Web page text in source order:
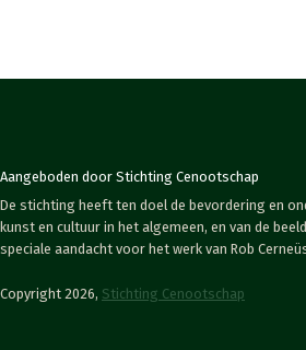
Aangeboden door Stichting Cenootschap
De stichting heeft ten doel de bevordering en
kunst en cultuur in het algemeen, en van de
speciale aandacht voor het werk van Rob
Copyright 2026, Stichting Cenootschap